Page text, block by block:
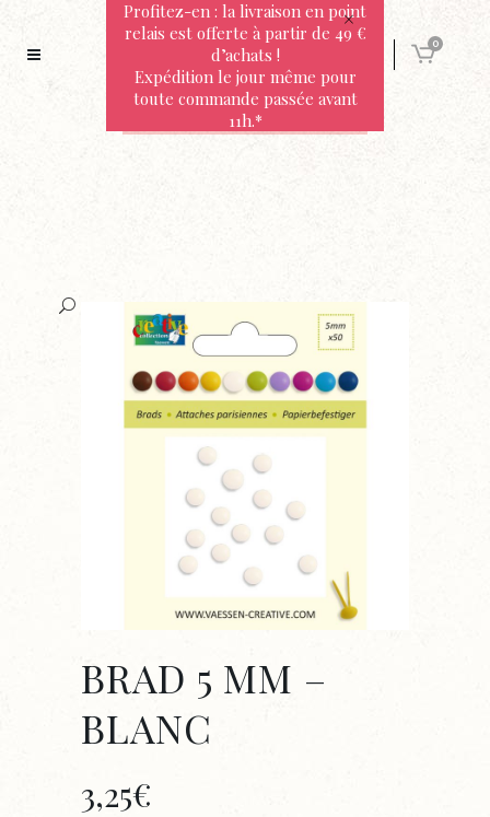
0
BRAD 5 MM –
BLANC
3,25€
Profitez-en : la livraison en point
relais est offerte à partir de 49 €
d’achats !
Expédition le jour même pour
toute commande passée avant
11h.*